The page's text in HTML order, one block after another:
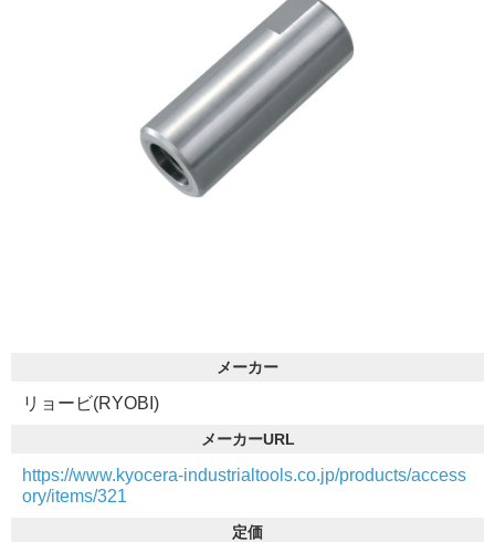
メーカー
リョービ(RYOBI)
メーカーURL
https://www.kyocera-industrialtools.co.jp/products/access
ory/items/321
定価